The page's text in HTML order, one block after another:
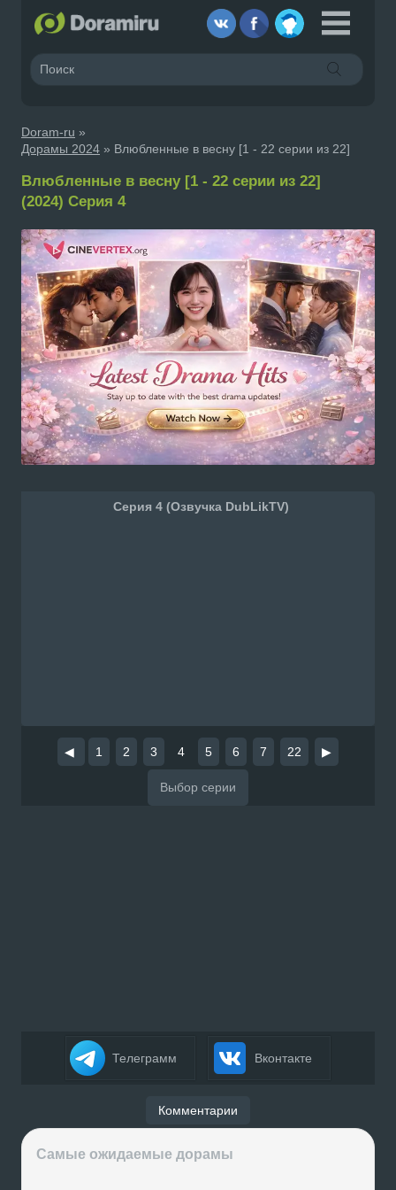
Doram-ru »
Дорамы 2024 » Влюбленные в весну [1 - 22 серии из 22]
Влюбленные в весну [1 - 22 серии из 22]
(2024) Серия 4
Серия 4 (Озвучка DubLikTV)
◀ 1 2 3 4 5 6 7 22 ▶
Телеграмм Вконтакте
Комментарии
Самые ожидаемые дорамы